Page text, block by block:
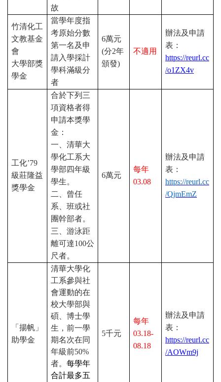
故
竹清化工
文教基金
會
大學部獎
學金
當學年度指
考原始分數
第一名及申
請入學採計
學科滿級分
者
6萬元
(分2年
頒發)
不適用
辦法及申請
表：
https://reurl.cc
/o1ZX4v
工化’79
級莊隆益
獎學金
合於下列三
項資格者得
申請本獎學
金：
一、清華大
學化工系大
學部四年級
學生。
二、曾任
系、班或社
團幹部者。
三、游泳距
離可達100公
尺者。
6萬元
每年
03.08
辦法及申請
表：
https://reurl.cc
/QjmEmZ
「揚帆」
助學金
清華大學化
工系參與社
會運動的在
校大學部與
碩、博士學
生，前一學
期名次在同
年級前50%
者。 每學年
合計最多五
5千元
每年
03.18-
08.18
辦法及申請
表：
https://reurl.cc
/AOWm9j